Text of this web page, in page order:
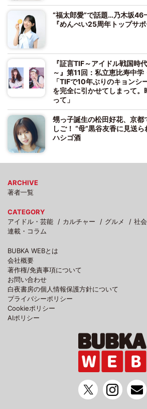
“福太郎愛”で話題…乃木坂46
『めんべい25周年トップサ
『証言TIF～アイドル戦国時
～』第11回：私立恵比寿中
「TIFで10年ぶりのキョンシ
を完全に引かせてしまって
って」
甥っ子誕生の松田好花、京都
しご！ “母”黒谷友香に見送
ハシゴ酒
ARCHIVE
著者一覧
CATEGORY
アイドル・芸能
カルチャー グルメ 社会
連載・コラム
BUBKA WEBとは
会社概要
著作権/免責事項について
お問い合わせ
白夜書房の個人情報保護方針について
プライバシーポリシー
Cookieポリシー
AIポリシー